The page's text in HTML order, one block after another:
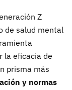
Z
de salud mental
la eficacia de
prisma más
y normas